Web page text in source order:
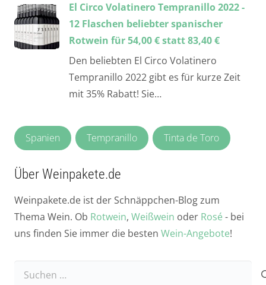
El Circo Volatinero Tempranillo 2022 -
12 Flaschen beliebter spanischer
Rotwein für 54,00 € statt 83,40 €
Den beliebten El Circo Volatinero
Tempranillo 2022 gibt es für kurze Zeit
mit 35% Rabatt! Sie…
Spanien Tempranillo Tinta de Toro
Über Weinpakete.de
Weinpakete.de ist der Schnäppchen-Blog zum
Thema Wein. Ob Rotwein, Weißwein oder Rosé - bei
uns finden Sie immer die besten Wein-Angebote!
Suchen